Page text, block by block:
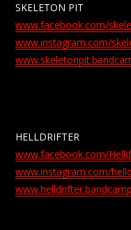
SKELETON PIT
www.facebook.com/
www.instagram.com/
HELLDRIFTER
www.facebook.com/
www.instagram.com/